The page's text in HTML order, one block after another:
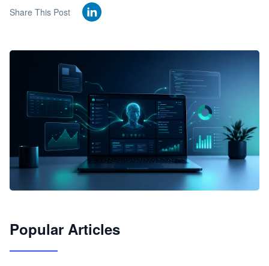
Share This Post
JimoClaw 桌面 AI Agent 工作台
Popular Articles